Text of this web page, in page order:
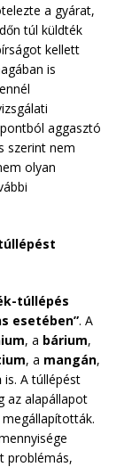
a gyárat,
túl küldték
kellett
is
aggasztó
szerint nem
olyan
túllépés
esetében”. A
, a bárium,
, a mangán,
is. A túllépést
az alapállapot
problémás,